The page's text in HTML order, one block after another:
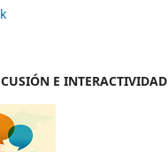
E INTERACTIVIDAD